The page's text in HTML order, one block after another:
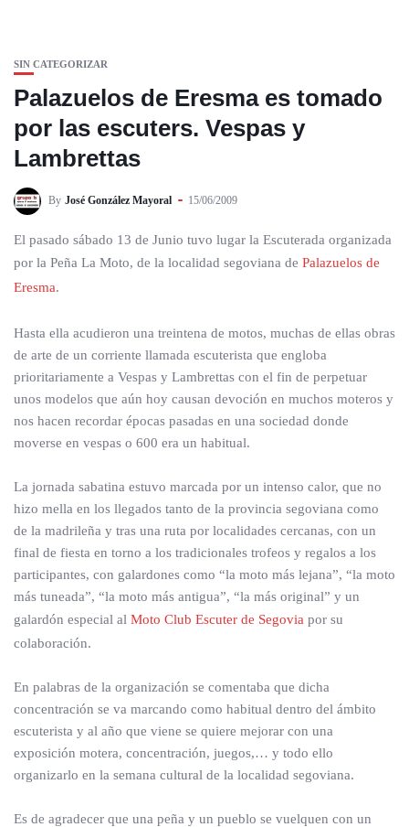
SIN CATEGORIZAR
Palazuelos de Eresma es tomado
por las escuters. Vespas y
Lambrettas
By José González Mayoral 15/06/2009
El pasado sábado 13 de Junio tuvo lugar la Escuterada organizada
por la Peña La Moto, de la localidad segoviana de Palazuelos de
Eresma.
Hasta ella acudieron una treintena de motos, muchas de ellas obras
de arte de un corriente llamada escuterista que engloba
prioritariamente a Vespas y Lambrettas con el fin de perpetuar
unos modelos que aún hoy causan devoción en muchos moteros y
nos hacen recordar épocas pasadas en una sociedad donde
moverse en vespas o 600 era un habitual.
La jornada sabatina estuvo marcada por un intenso calor, que no
hizo mella en los llegados tanto de la provincia segoviana como
de la madrileña y tras una ruta por localidades cercanas, con un
final de fiesta en torno a los tradicionales trofeos y regalos a los
participantes, con galardones como “la moto más lejana”, “la moto
más tuneada”, “la moto más antigua”, “la más original” y un
galardón especial al Moto Club Escuter de Segovia por su
colaboración.
En palabras de la organización se comentaba que dicha
concentración se va marcando como habitual dentro del ámbito
escuterista y al año que viene se quiere mejorar con una
exposición motera, concentración, juegos,… y todo ello
organizarlo en la semana cultural de la localidad segoviana.
Es de agradecer que una peña y un pueblo se vuelquen con un